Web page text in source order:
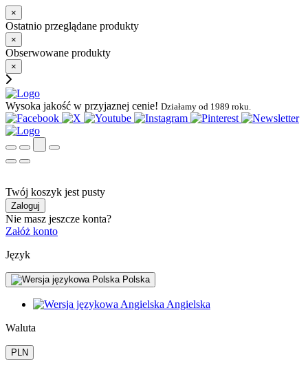
×
Ostatnio przeglądane produkty
×
Obserwowane produkty
×
Wysoka jakość w przyjaznej cenie! Działamy od 1989 roku.
Twój koszyk jest pusty
Zaloguj
Nie masz jeszcze konta?
Załóż konto
Język
Polska
Angielska
Waluta
PLN